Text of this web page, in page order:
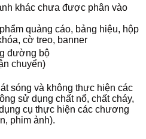
khác chưa được phân vào
quảng cáo, bảng hiệu, hộp
cờ treo, banner
đường bộ
chuyển)
sóng và không thực hiện các
sử dụng chất nổ, chất cháy,
cụ thực hiện các chương
phim ảnh).